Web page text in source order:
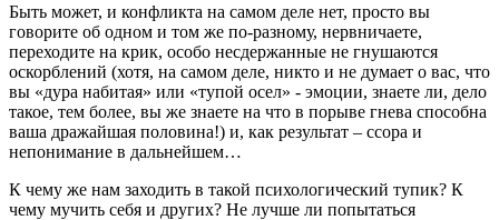
Быть может, и конфликта на самом деле нет, просто вы
говорите об одном и том же по-разному, нервничаете,
переходите на крик, особо несдержанные не гнушаются
оскорблений (хотя, на самом деле, никто и не думает о вас, что
вы «дура набитая» или «тупой осел» - эмоции, знаете ли, дело
такое, тем более, вы же знаете на что в порыве гнева способна
ваша дражайшая половина!) и, как результат – ссора и
непонимание в дальнейшем…
К чему же нам заходить в такой психологический тупик? К
чему мучить себя и других? Не лучше ли попытаться